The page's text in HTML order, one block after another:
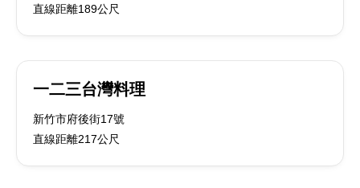
直線距離189公尺
一二三台灣料理
新竹市府後街17號
直線距離217公尺